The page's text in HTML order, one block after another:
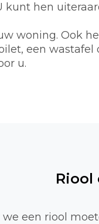
kunt hen
woning. Ook
een wastafel
u.
een riool